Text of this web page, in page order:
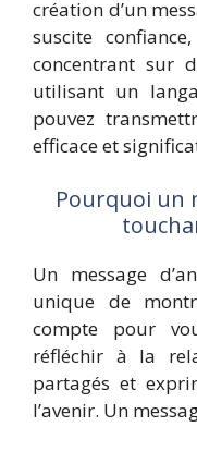
création d’un
suscite
concentrant sur
utilisant un
pouvez
efficace et
Pourquoi un
Un message
unique de
compte pour
réfléchir à la
partagés et
l’avenir. Un